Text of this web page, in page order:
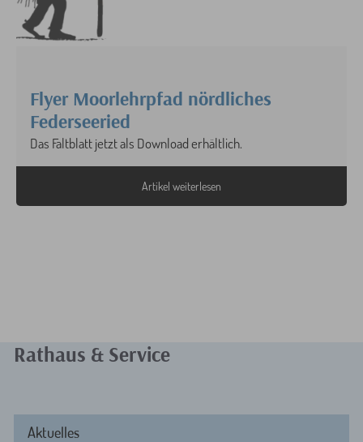
Flyer Moorlehrpfad nördliches
Federseeried
Das Faltblatt jetzt als Download erhältlich.
Artikel weiterlesen
Rathaus & Service
Aktuelles